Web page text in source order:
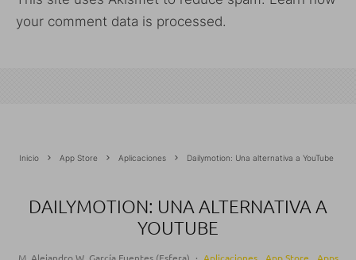
your comment data is processed.
Inicio App Store Aplicaciones Dailymotion: Una alternativa a YouTube
DAILYMOTION: UNA ALTERNATIVA A
YOUTUBE
M. Alejandro W. García Fuentes (Esfera) · Aplicaciones App Store
Apps